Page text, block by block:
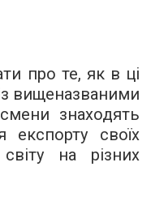
про те, як в ці
вищеназваними
знаходять
експорту своїх
на різних